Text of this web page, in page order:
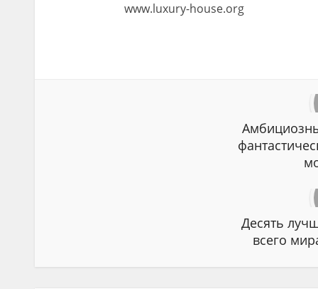
www.luxury-house.org
Десять
всего